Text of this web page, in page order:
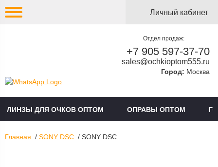
Личный кабинет
Отдел продаж:
+7 905 597-37-70
sales@ochkioptom555.ru
Город: Москва
ЛИНЗЫ ДЛЯ ОЧКОВ ОПТОМ ОПРАВЫ ОПТОМ
Главная / SONY DSC / SONY DSC